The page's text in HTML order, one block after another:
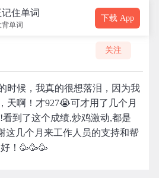
住单词
单词
下载 App
关注
时候，我真的很想落泪，因为我
天啊！才927😭可才用了几个月
看到了这个成绩,炒鸡激动,都是
这几个月来工作人员的支持和帮
！🥳🥳🥳